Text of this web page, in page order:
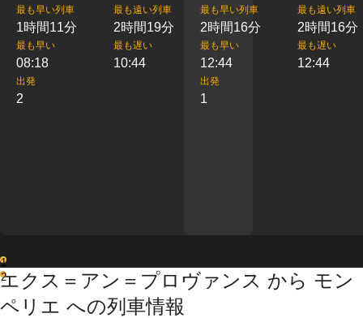
最も早い列車
1時間11分
最も遠い列車
2時間19分
最も早い
08:18
最も遅い
10:44
出発
2
最も早い列車
2時間16分
最も遠い列車
2時間16分
最も早い
12:44
最も遅い
12:44
出発
1
1
2
エクス＝アン＝プロヴァンス から モン
ペリエ への列車情報